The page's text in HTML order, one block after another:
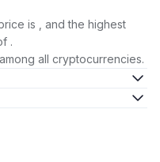
is , and the highest
.
all cryptocurrencies.